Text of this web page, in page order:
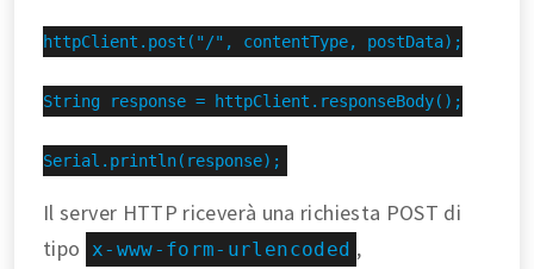
httpClient.post("/", contentType, postData);
String response = httpClient.responseBody();
Serial.println(response);
Il server HTTP riceverà una richiesta POST di
tipo
x-www-form-urlencoded ,